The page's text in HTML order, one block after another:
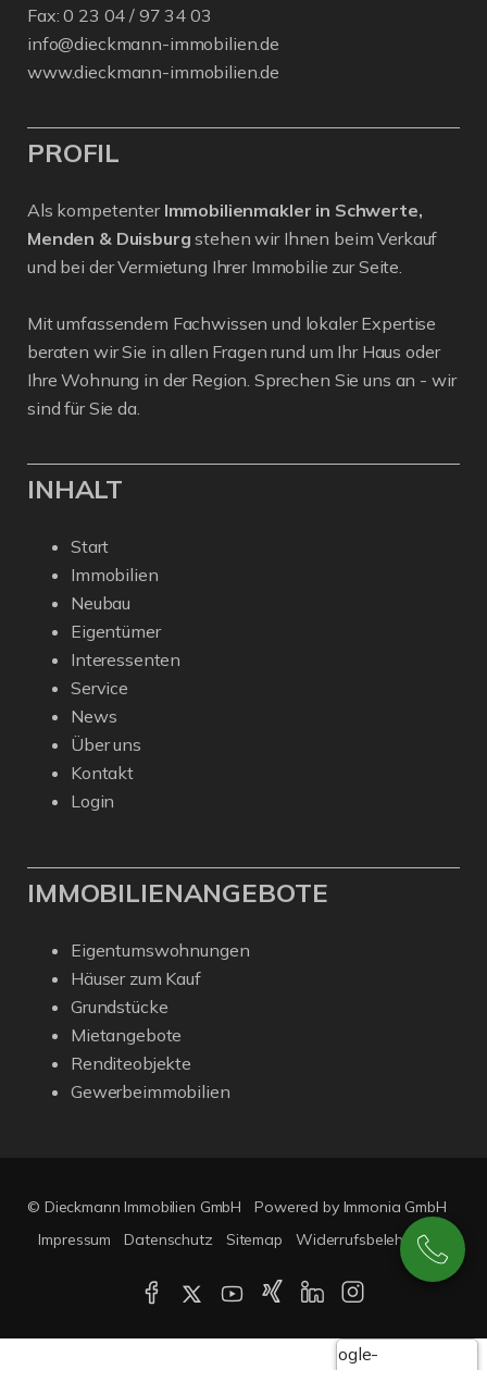
Fax: 0 23 04 / 97 34 03
info@dieckmann-immobilien.de
www.dieckmann-immobilien.de
PROFIL
Als kompetenter Immobilienmakler in Schwerte,
Menden & Duisburg stehen wir Ihnen beim Verkauf
und bei der Vermietung Ihrer Immobilie zur Seite.
Mit umfassendem Fachwissen und lokaler Expertise
beraten wir Sie in allen Fragen rund um Ihr Haus oder
Ihre Wohnung in der Region. Sprechen Sie uns an - wir
sind für Sie da.
INHALT
Start
Immobilien
Neubau
Eigentümer
Interessenten
Service
News
Über uns
Kontakt
Login
IMMOBILIENANGEBOTE
Eigentumswohnungen
Häuser zum Kauf
Grundstücke
Mietangebote
Renditeobjekte
Gewerbeimmobilien
© Dieckmann Immobilien GmbH
Powered by Immonia GmbH
Impressum
Datenschutz Sitemap Widerrufsbelehrung
Google-